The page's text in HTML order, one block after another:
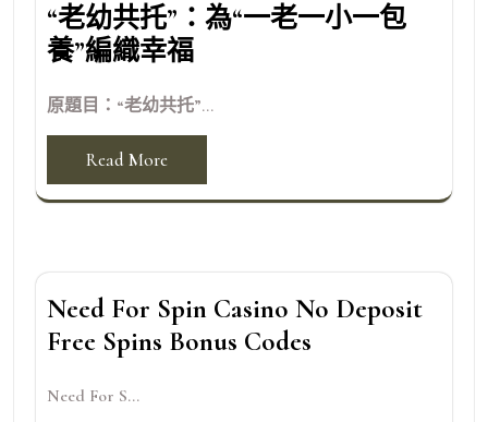
“老幼共托”：為“一老一小一包
養”編織幸福
原題目：“老幼共托”...
Read More
Need For Spin Casino No Deposit
Free Spins Bonus Codes
Need For S...